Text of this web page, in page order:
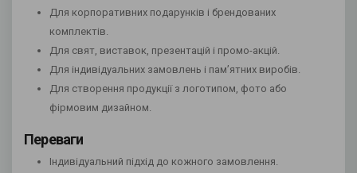
Для корпоративних подарунків і брендованих
комплектів.
Для свят, виставок, презентацій і промо-акцій.
Для індивідуальних замовлень і пам’ятних виробів.
Для створення продукції з логотипом, фото або
фірмовим дизайном.
Переваги
Індивідуальний підхід до кожного замовлення.